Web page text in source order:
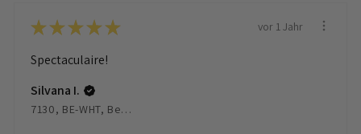
★★★★★ vor 1 Jahr
Spectaculaire!
Silvana I.
7130, BE-WHT, Belgium